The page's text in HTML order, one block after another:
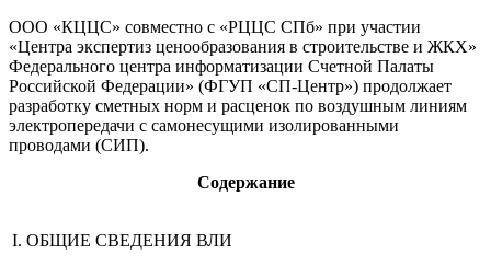
ООО «КЦЦС» совместно с «РЦЦС СПб» при участии
«Центра экспертиз ценообразования в строительстве и ЖКХ»
Федерального центра информатизации Счетной Палаты
Российской Федерации» (ФГУП «СП-Центр») продолжает
разработку сметных норм и расценок по воздушным линиям
электропередачи с самонесущими изолированными
проводами (СИП).
Содержание
I. ОБЩИЕ СВЕДЕНИЯ ВЛИ